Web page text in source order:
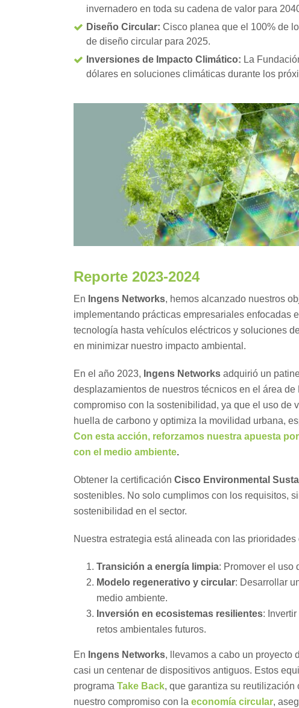
invernadero en toda su cadena de valor para
Diseño Circular: Cisco planea que el 100% de
de diseño circular para 2025.
Inversiones de Impacto Climático: La
dólares en soluciones climáticas durante los
Reporte 2023-2024
En Ingens Networks, hemos alcanzado nuestros
implementando prácticas empresariales enfocadas
tecnología hasta vehículos eléctricos y soluciones
en minimizar nuestro impacto ambiental.
En el año 2023, Ingens Networks adquirió un
desplazamientos de nuestros técnicos en el área
compromiso con la sostenibilidad, ya que el uso de
huella de carbono y optimiza la movilidad urbana,
Con esta acción, reforzamos nuestra apuesta
con el medio ambiente.
Obtener la certificación Cisco Environmental
sostenibles. No solo cumplimos con los requisitos,
sostenibilidad en el sector.
Nuestra estrategia está alineada con las
Transición a energía limpia: Promover el uso
Modelo regenerativo y circular: Desarrollar
medio ambiente.
Inversión en ecosistemas resilientes:
retos ambientales futuros.
En Ingens Networks, llevamos a cabo un proyecto
casi un centenar de dispositivos antiguos. Estos
programa Take Back, que garantiza su
nuestro compromiso con la economía circular,